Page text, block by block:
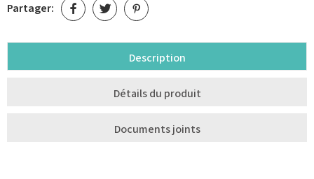
Partager:
Description
Détails du produit
Documents joints